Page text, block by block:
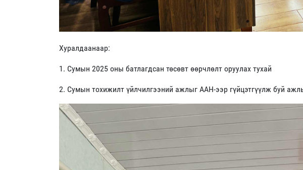
Хуралдаанаар:
1. Сумын 2025 оны батлагдсан төсөвт өөрчлөлт оруулах тухай
2. Сумын тохижилт үйлчилгээний ажлыг ААН-ээр гүйцэтгүүлж буй